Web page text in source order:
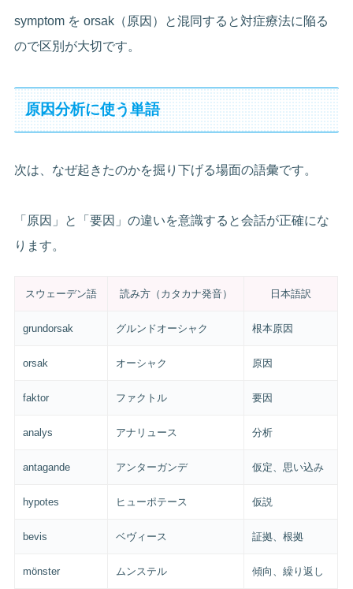
symptom を orsak（原因）と混同すると対症療法に陥る
ので区別が大切です。
原因分析に使う単語
次は、なぜ起きたのかを掘り下げる場面の語彙です。
「原因」と「要因」の違いを意識すると会話が正確にな
ります。
スウェーデン語 読み方（カタカナ発音） 日本語訳
grundorsak グルンドオーシャク 根本原因
orsak オーシャク 原因
faktor ファクトル 要因
analys アナリュース 分析
antagande アンターガンデ 仮定、思い込み
hypotes ヒューポテース 仮説
bevis ベヴィース 証拠、根拠
mönster ムンステル 傾向、繰り返し